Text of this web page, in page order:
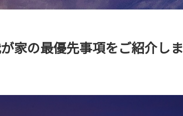
家の最優先事項をご紹介しま